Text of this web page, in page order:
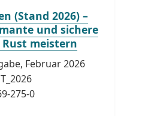
(Stand 2026) –
und sichere
meistern
Februar 2026
275-0